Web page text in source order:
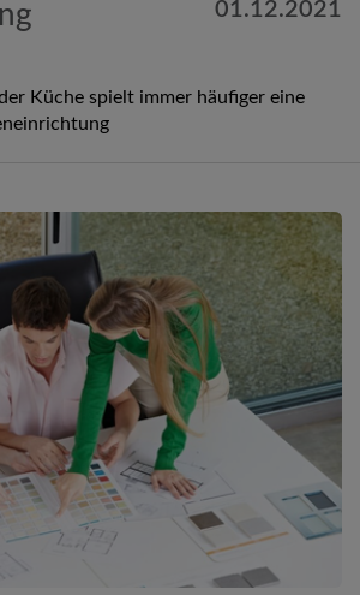
01.12.2021
Küche spielt immer häufiger eine